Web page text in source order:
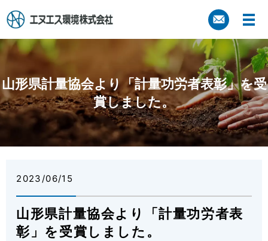
山形県計量協会より「計量功労者表彰」を受
賞しました。
2023/06/15
山形県計量協会より「計量功労者表
彰」を受賞しました。